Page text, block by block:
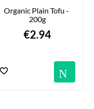
Organic Plain Tofu -
200g
€2.94